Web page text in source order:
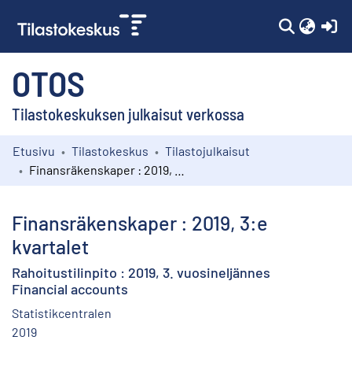
OTOS
Tilastokeskuksen julkaisut verkossa
Kokoelmat
Etusivu Tilastokeskus
Tilastojulkaisut
Finansräkenskaper : 2019, 3:e
kvartalet
Rahoitustilinpito : 2019, 3. vuosineljännes
Financial accounts
Statistikcentralen
2019